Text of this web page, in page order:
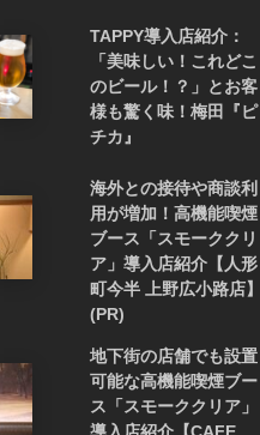
TAPPY導入店紹介：
「美味しい！これどこ
のビール！？」とお客
様も驚く味！梅田『ピ
チカ』
海外との接待や商談利
用が増加！高機能喫煙
ブース「スモーククリ
ア」導入店紹介【人形
町今半 上野広小路店】
(PR)
地下街の店舗でも設置
可能な高機能喫煙ブー
ス「スモーククリア」